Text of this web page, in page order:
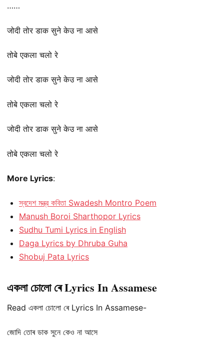
……
जोदी तोर डाक सुने केउ ना आसे
तोबे एकला चलो रे
जोदी तोर डाक सुने केउ ना आसे
तोबे एकला चलो रे
जोदी तोर डाक सुने केउ ना आसे
तोबे एकला चलो रे
More Lyrics:
স্বদেশ মন্ত্র কবিতা Swadesh Montro Poem
Manush Boroi Sharthopor Lyrics
Sudhu Tumi Lyrics in English
Daga Lyrics by Dhruba Guha
Shobuj Pata Lyrics
একলা চোলো ৰে Lyrics In Assamese
Read একলা চোলো ৰে Lyrics In Assamese-
জোদি তোৰ ডাক সুনে কেও না আসে